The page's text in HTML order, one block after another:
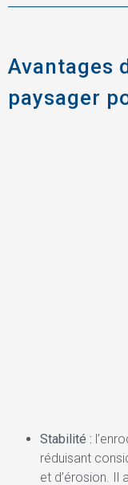
Avantages
paysager
Stabilité :
réduisant
et d’érosion. Il